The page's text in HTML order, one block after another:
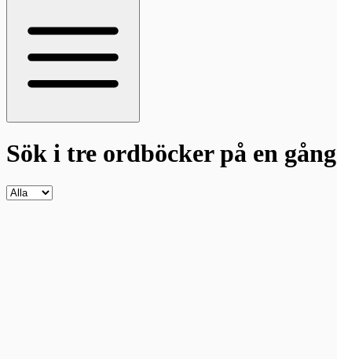
Sök i tre ordböckerpå en gång